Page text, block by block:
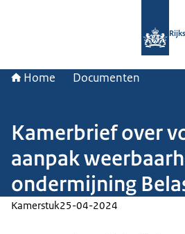
Home Documenten
Kamerbrief over
aanpak
ondermijning
Kamerstuk25-04-2024